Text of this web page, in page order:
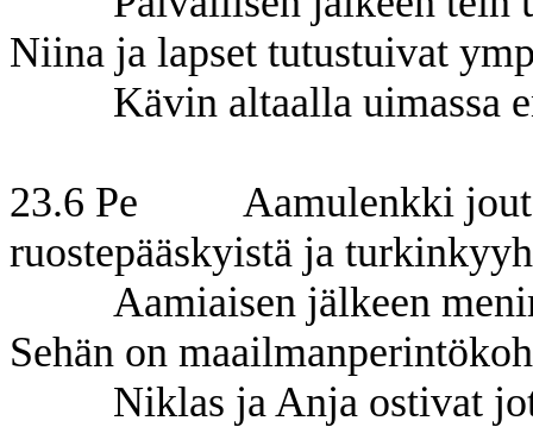
Niina ja lapset tutustuivat
Kävin altaalla uimassa
23.6 Pe Aamulenkki
ruostepääskyistä ja
Aamiaisen jälkeen
Sehän on
Niklas ja Anja ostivat